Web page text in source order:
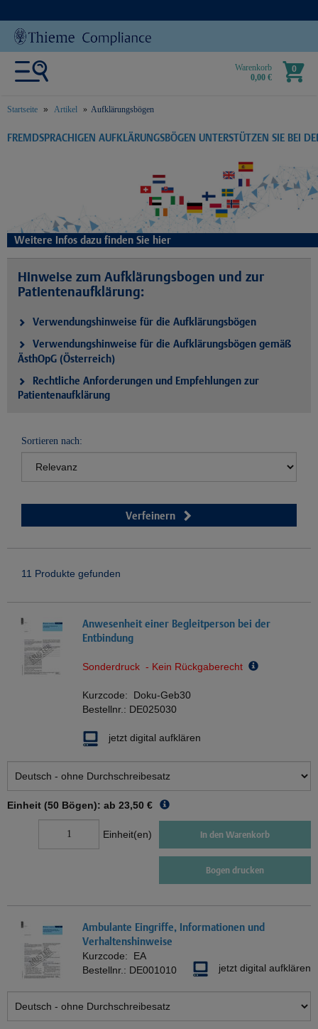
Warenkorb
0,00 €
0
Startseite Artikel Aufklärungsbögen
text.skipToContent
text.skipToNavigation
FREMDSPRACHIGEN AUFKLÄRUNGSBÖGEN UNTERSTÜTZEN SIE BEI
Weitere Infos dazu finden Sie hier
Hinweise zum Aufklärungsbogen und zur
Patientenaufklärung:
Verwendungshinweise für die Aufklärungsbögen
Verwendungshinweise für die Aufklärungsbögen gemäß
ÄsthOpG (Österreich)
Rechtliche Anforderungen und Empfehlungen zur
Patientenaufklärung
Sortieren nach:
Verfeinern
11 Produkte gefunden
Anwesenheit einer Begleitperson bei der
Entbindung
Sonderdruck - Kein Rückgaberecht
Kurzcode: Doku-Geb30
Bestellnr.: DE025030
jetzt digital aufklären
Einheit (50 Bögen): ab 23,50 €
Einheit(en) In den Warenkorb
Bogen drucken
Ambulante Eingriffe, Informationen und
Verhaltenshinweise
Kurzcode: EA
Bestellnr.: DE001010 jetzt digital aufklären